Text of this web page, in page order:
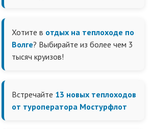
Хотите в отдых на теплоходе по
Волге? Выбирайте из более чем 3
тысяч круизов!
Встречайте 13 новых теплоходов
от туроператора Мостурфлот